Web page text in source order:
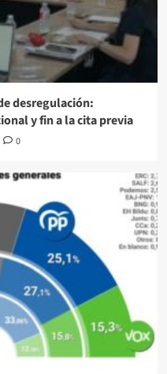
desregulación:
y fin a la cita previa
0